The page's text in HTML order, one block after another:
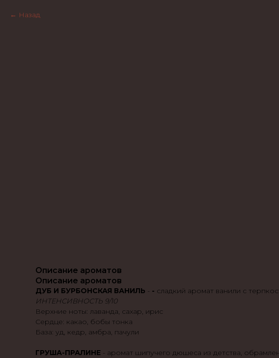
Назад
Описание ароматов
Описание ароматов
ДУБ И БУРБОНСКАЯ ВАНИЛЬ - - сладкий аромат ванили с
ИНТЕНСИВНОСТЬ 9/10
Верхние ноты: лаванда, сахар, ирис
Сердце: какао, бобы тонка
База: уд, кедр, амбра, пачули
ГРУША-ПРАЛИНЕ - аромат шипучего дюшеса из детства,